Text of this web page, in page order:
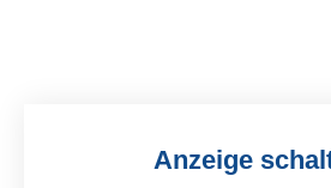
Anzeige